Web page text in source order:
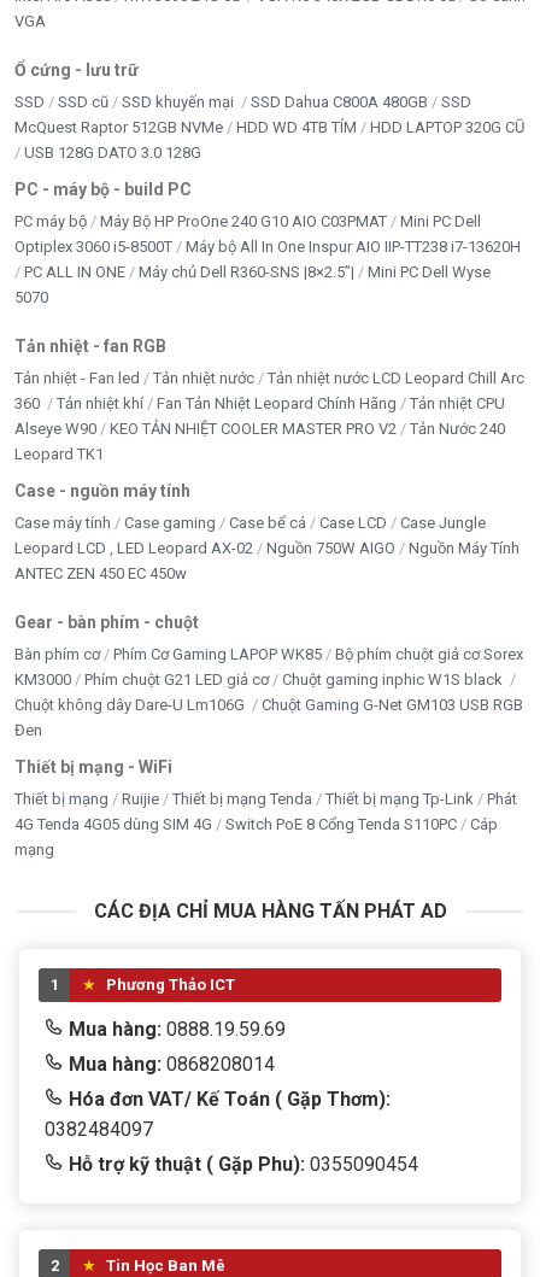
VGA
Ổ cứng - lưu trữ
SSD SSD cũ SSD khuyến mại SSD Dahua C800A 480GB
SSD
McQuest Raptor 512GB NVMe
HDD WD 4TB TÍM
HDD LAPTOP 320G CŨ
USB 128G DATO 3.0 128G
PC - máy bộ - build PC
PC máy bộ Máy Bộ HP ProOne 240 G10 AIO C03PMAT
Mini PC Dell
Optiplex 3060 i5-8500T
Máy bộ All In One Inspur AIO IIP-TT238 i7-13620H
PC ALL IN ONE
Máy chủ Dell R360-SNS |8×2.5”|
Mini PC Dell Wyse
5070
Tản nhiệt - fan RGB
Tản nhiệt - Fan led Tản nhiệt nước
Tản nhiệt nước LCD Leopard Chill Arc
360
Tản nhiệt khí Fan Tản Nhiệt Leopard Chính Hãng
Tản nhiệt CPU
Alseye W90
KEO TẢN NHIỆT COOLER MASTER PRO V2
Tản Nước 240
Leopard TK1
Case - nguồn máy tính
Case máy tính Case gaming Case bể cá Case LCD
Case Jungle
Leopard LCD , LED Leopard AX-02
Nguồn 750W AIGO
Nguồn Máy Tính
ANTEC ZEN 450 EC 450w
Gear - bàn phím - chuột
Bàn phím cơ Phím Cơ Gaming LAPOP WK85
Bộ phím chuột giả cơ Sorex
KM3000
Phím chuột G21 LED giả cơ
Chuột gaming inphic W1S black
Chuột không dây Dare-U Lm106G
Chuột Gaming G-Net GM103 USB RGB
Đen
Thiết bị mạng - WiFi
Thiết bị mạng Ruijie Thiết bị mạng Tenda Thiết bị mạng Tp-Link
Phát
4G Tenda 4G05 dùng SIM 4G
Switch PoE 8 Cổng Tenda S110PC
Cáp
mạng
CÁC ĐỊA CHỈ MUA HÀNG TẤN PHÁT AD
1 Phương Thảo ICT
Mua hàng: 0888.19.59.69
Mua hàng: 0868208014
Hóa đơn VAT/ Kế Toán ( Gặp Thơm):
0382484097
Hỗ trợ kỹ thuật ( Gặp Phu): 0355090454
2 Tin Học Ban Mê